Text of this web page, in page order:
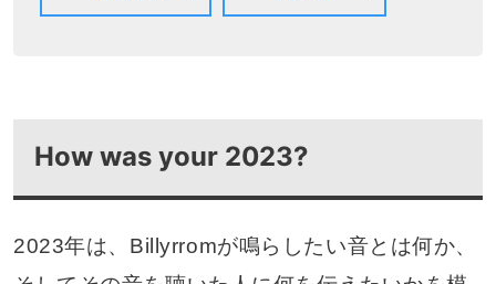
How was your 2023?
2023年は、Billyrromが鳴らしたい音とは何か、